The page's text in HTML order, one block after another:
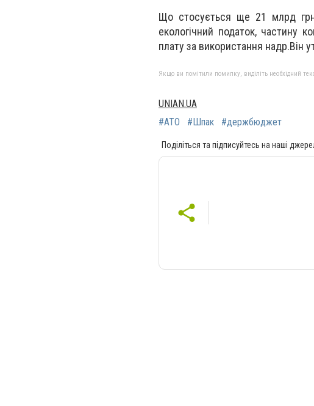
Що стосується ще 21 млрд
екологічний податок, частину
плату за використання надр.Він
Якщо ви помітили помилку, виділіть необхідний
UNIAN.UA
#АТО
#Шпак #держбюджет
Поділіться та підписуйтесь на наші